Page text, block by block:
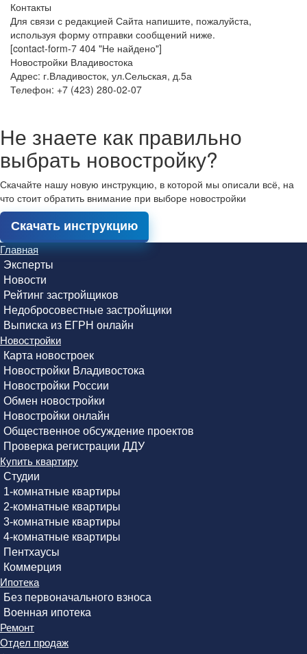
Контакты
Для связи с редакцией Сайта напишите, пожалуйста,
используя форму отправки сообщений ниже.
[contact-form-7 404 "Не найдено"]
Новостройки Владивостока
Адрес: г.Владивосток, ул.Сельская, д.5а
Телефон: +7 (423) 280-02-07
Не знаете как правильно
выбрать новостройку?
Скачайте нашу новую инструкцию, в которой мы описали всё, на
что стоит обратить внимание при выборе новостройки
Скачать инструкцию
Главная
Эксперты
Новости
Рейтинг застройщиков
Недобросовестные застройщики
Выписка из ЕГРН онлайн
Новостройки
Карта новостроек
Новостройки Владивостока
Новостройки России
Обмен новостройки
Новостройки онлайн
Общественное обсуждение проектов
Проверка регистрации ДДУ
Купить квартиру
Студии
1-комнатные квартиры
2-комнатные квартиры
3-комнатные квартиры
4-комнатные квартиры
Пентхаусы
Коммерция
Ипотека
Без первоначального взноса
Военная ипотека
Ремонт
Отдел продаж